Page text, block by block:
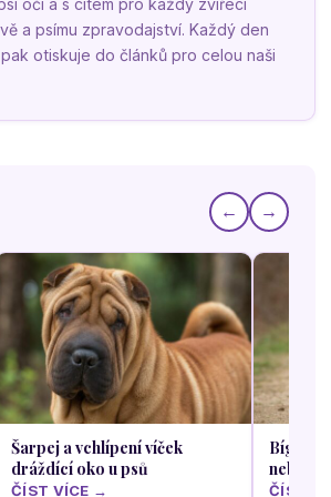
oči a s citem pro každý zvířecí
a psímu zpravodajství. Každý den
otiskuje do článků pro celou naši
← →
Šarpej a vchlípení víček
dráždící oko u psů
ČÍST VÍCE →
Bígl a
neboli
ČÍST